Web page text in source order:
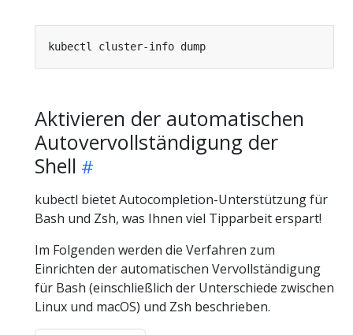
Aktivieren der automatischen
Autovervollständigung der
Shell
kubectl bietet Autocompletion-Unterstützung für
Bash und Zsh, was Ihnen viel Tipparbeit erspart!
Im Folgenden werden die Verfahren zum
Einrichten der automatischen Vervollständigung
für Bash (einschließlich der Unterschiede zwischen
Linux und macOS) und Zsh beschrieben.